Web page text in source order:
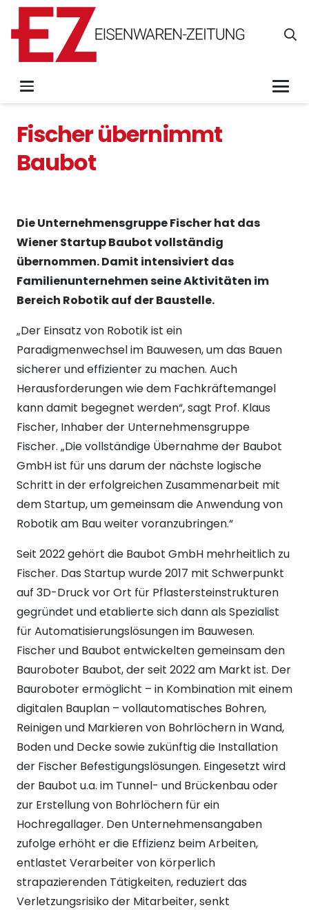
Fischer übernimmt
Baubot
Die Unternehmensgruppe Fischer hat das
Wiener Startup Baubot vollständig
übernommen. Damit intensiviert das
Familienunternehmen seine Aktivitäten im
Bereich Robotik auf der Baustelle.
„Der Einsatz von Robotik ist ein
Paradigmenwechsel im Bauwesen, um das Bauen
sicherer und effizienter zu machen. Auch
Herausforderungen wie dem Fachkräftemangel
kann damit begegnet werden“, sagt Prof. Klaus
Fischer, Inhaber der Unternehmensgruppe
Fischer. „Die vollständige Übernahme der Baubot
GmbH ist für uns darum der nächste logische
Schritt in der erfolgreichen Zusammenarbeit mit
dem Startup, um gemeinsam die Anwendung von
Robotik am Bau weiter voranzubringen.“
Seit 2022 gehört die Baubot GmbH mehrheitlich zu
Fischer. Das Startup wurde 2017 mit Schwerpunkt
auf 3D-Druck vor Ort für Pflastersteinstrukturen
gegründet und etablierte sich dann als Spezialist
für Automatisierungslösungen im Bauwesen.
Fischer und Baubot entwickelten gemeinsam den
Bauroboter Baubot, der seit 2022 am Markt ist. Der
Bauroboter ermöglicht – in Kombination mit einem
digitalen Bauplan – vollautomatisches Bohren,
Reinigen und Markieren von Bohrlöchern in Wand,
Boden und Decke sowie zukünftig die Installation
der Fischer Befestigungslösungen. Eingesetzt wird
der Baubot u.a. im Tunnel- und Brückenbau oder
zur Erstellung von Bohrlöchern für ein
Hochregallager. Den Unternehmensangaben
zufolge erhöht er die Effizienz beim Arbeiten,
entlastet Verarbeiter von körperlich
strapazierenden Tätigkeiten, reduziert das
Verletzungsrisiko der Mitarbeiter, senkt